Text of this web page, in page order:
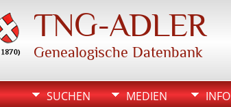
TNG-ADLER
Genealogische Datenbank
SUCHEN MEDIEN INFO